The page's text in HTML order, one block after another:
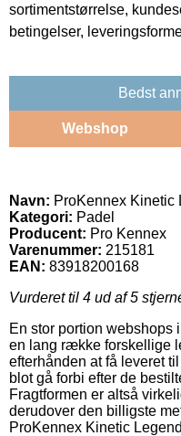
sortimentstørrelse,
betingelser,
Bedst
Webshop
Navn: ProKennex Kinetic
Kategori: Padel
Producent: Pro Kennex
Varenummer: 215181
EAN: 83918200168
Vurderet til 4 ud af 5
En stor portion webshops
en lang række forskellige
efterhånden at få leveret
blot gå forbi efter de
Fragtformen er altså
derudover den billigste
ProKennex Kinetic